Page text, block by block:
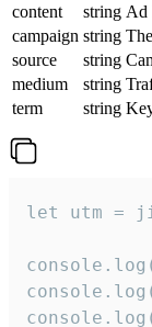
content
string Ad
campaign string
source
string
medium
string
term
string
let utm =